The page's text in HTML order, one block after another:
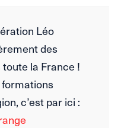
Léo
des
la France !
c’est par ici :